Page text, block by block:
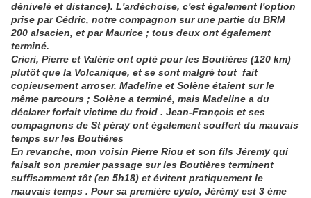
dénivelé et distance). L'ardéchoise, c'est également l'option
prise par Cédric, notre compagnon sur une partie du BRM
200 alsacien, et par Maurice ; tous deux ont également
terminé.
Cricri, Pierre et Valérie ont opté pour les Boutières (120 km)
plutôt que la Volcanique, et se sont malgré tout fait
copieusement arroser. Madeline et Solène étaient sur le
même parcours ; Solène a terminé, mais Madeline a du
déclarer forfait victime du froid . Jean-François et ses
compagnons de St péray ont également souffert du mauvais
temps sur les Boutières
En revanche, mon voisin Pierre Riou et son fils Jéremy qui
faisait son premier passage sur les Boutières terminent
suffisamment tôt (en 5h18) et évitent pratiquement le
mauvais temps . Pour sa première cyclo, Jérémy est 3 ème